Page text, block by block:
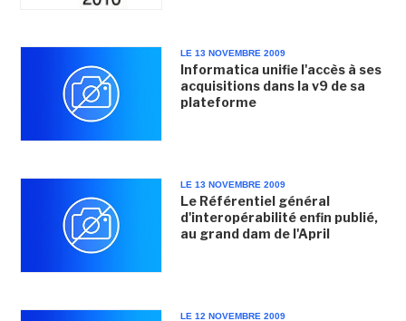
LE 13 NOVEMBRE 2009
Informatica unifie l'accès à ses
acquisitions dans la v9 de sa
plateforme
LE 13 NOVEMBRE 2009
Le Référentiel général
d'interopérabilité enfin publié,
au grand dam de l'April
LE 12 NOVEMBRE 2009